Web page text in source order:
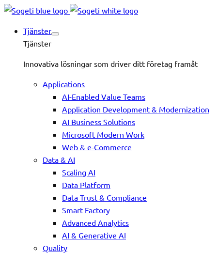
Tjänster
Tjänster
Innovativa lösningar som driver ditt företag framåt
Applications
AI-Enabled Value Teams
Application Development & Modernization
AI Business Solutions
Microsoft Modern Work
Web & e-Commerce
Data & AI
Scaling AI
Data Platform
Data Trust & Compliance
Smart Factory
Advanced Analytics
AI & Generative AI
Quality